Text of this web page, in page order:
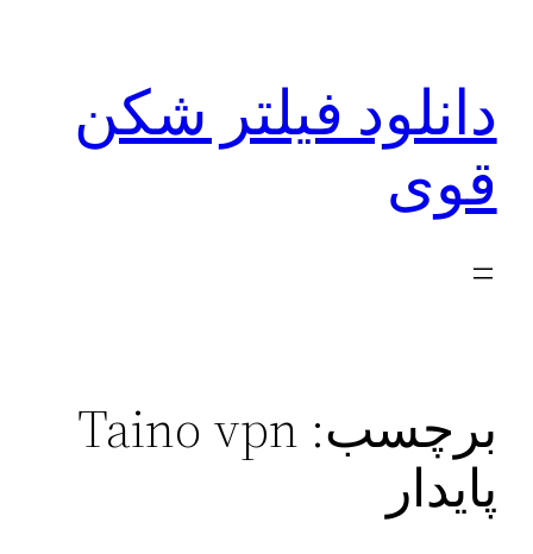
دانلود فیلتر شکن
قوی
برچسب: Taino vpn
پایدار